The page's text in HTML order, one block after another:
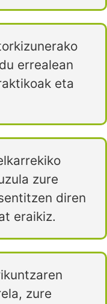
errealean
eta
zure
diren
eraikiz.
zure